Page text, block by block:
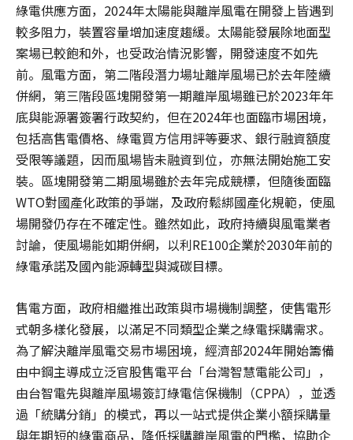
綠電供應方面，2024年太陽能與離岸風電在開發上皆遇到
較多阻力，裝置容量增加速度趨緩。太陽能發展除地面型
案場已較飽和外，也受政治情況影響，開發速度不如先
前。風電方面，第二階段潛力場址離岸風場已於去年陸續
併網，第三階段區塊開發第一期離岸風場雖已於2023年年
底與能源署簽署行政契約，但在2024年也面臨市場困境，
包括高售電價格、綠電買方信用評等要求、銀行融資額度
受限等議題，因而風場皆未融資到位，亦無法開始施工安
裝。區塊開發第二期風場雖於去年完成競標，但隨後面臨
WTO對國產化政策的爭端，及政府鬆綁國產化規範，使風
場開發仍存在不確定性。雖然如此，政府持續與風電業者
討論，使風場能如期併網，以利RE100企業於2030年前的
綠電承諾及國內能源轉型與減碳目標。
售電方面，政府相繼推出政策與市場機制調整，使售電形
式朝多樣化發展，以滿足不同類型企業之綠電採購需求。
為了解決離岸風電交易市場困境，經濟部2024年開始籌備
由中鋼主導成立泛官股售電平台「台灣智慧電能公司」，
由台智電先與離岸風場簽訂綠電信保機制（CPPA），並透
過「統購分銷」的模式，再以一站式提供企業小額採購量
與年期短的綠電商品，降低採購離岸風電的門檻，協助企